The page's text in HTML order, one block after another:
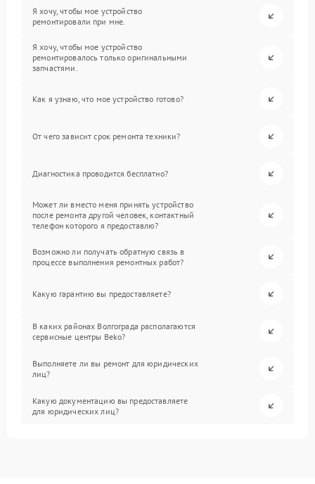
Я хочу, чтобы мое устройство
ремонтировали при мне.
Я хочу, чтобы мое устройство
ремонтировалось только оригинальными
запчастями.
Как я узнаю, что мое устройство готово?
От чего зависит срок ремонта техники?
Диагностика проводится бесплатно?
Может ли вместо меня принять устройство
после ремонта другой человек, контактный
телефон которого я предоставлю?
Возможно ли получать обратную связь в
процессе выполнения ремонтных работ?
Какую гарантию вы предоставляете?
В каких районах Волгограда располагаются
сервисные центры Beko?
Выполняете ли вы ремонт для юридических
лиц?
Какую документацию вы предоставляете
для юридических лиц?